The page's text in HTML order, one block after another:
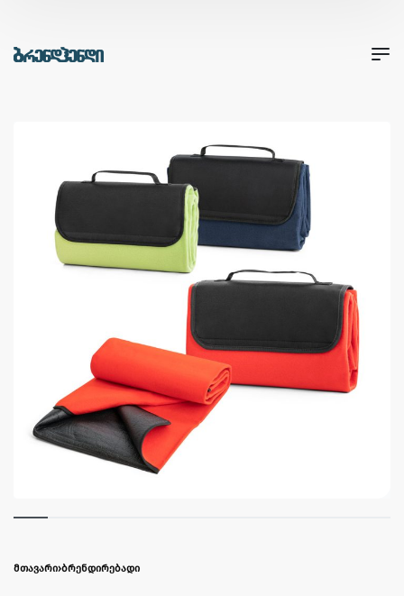
ᲛᲗᲐᲕᲐᲠᲘ›ᲑᲠᲔᲜᲓᲘᲠᲔᲑᲐᲓᲘ